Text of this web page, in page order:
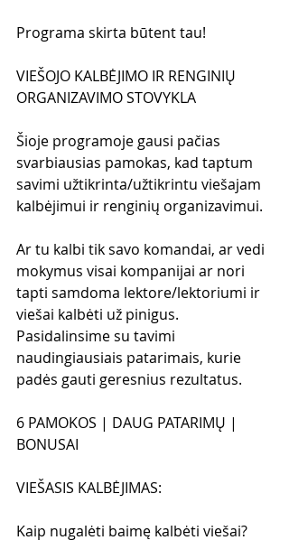
Programa skirta būtent tau!
VIEŠOJO KALBĖJIMO IR RENGINIŲ
ORGANIZAVIMO STOVYKLA
Šioje programoje gausi pačias
svarbiausias pamokas, kad taptum
savimi užtikrinta/užtikrintu viešajam
kalbėjimui ir renginių organizavimui.
Ar tu kalbi tik savo komandai, ar vedi
mokymus visai kompanijai ar nori
tapti samdoma lektore/lektoriumi ir
viešai kalbėti už pinigus.
Pasidalinsime su tavimi
naudingiausiais patarimais, kurie
padės gauti geresnius rezultatus.
6 PAMOKOS | DAUG PATARIMŲ |
BONUSAI
VIEŠASIS KALBĖJIMAS:
Kaip nugalėti baimę kalbėti viešai?